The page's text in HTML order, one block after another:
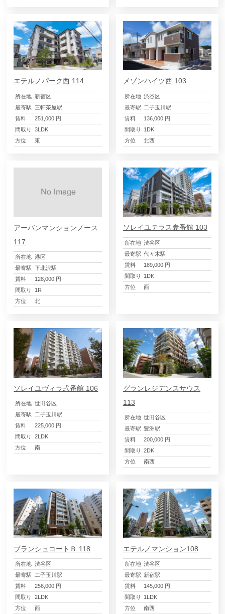
エテルノパーク西 114
所在地 新宿区
最寄駅
三軒茶屋駅
賃料
251,000 円
間取り
3LDK
方位
東
メゾンハイツ西 103
所在地 渋谷区
最寄駅 二子玉川駅
賃料
136,000 円
間取り
1DK
方位
北西
アーバンマンションノース
117
所在地 港区
最寄駅 下北沢駅
賃料
128,000 円
間取り
1R
方位
北
ソレイユテラス参番館 103
所在地 渋谷区
最寄駅 代々木駅
賃料
189,000 円
間取り
1DK
方位
西
ソレイユヴィラ弐番館 106
所在地 世田谷区
最寄駅
二子玉川駅
賃料
225,000 円
間取り
2LDK
方位
南
グランレジデンスサウス
113
所在地 世田谷区
最寄駅 豊洲駅
賃料
200,000 円
間取り
2DK
方位
南西
ブランシュコートＢ 118
所在地 渋谷区
最寄駅
二子玉川駅
賃料
256,000 円
間取り
2LDK
方位
西
エテルノマンション108
所在地 渋谷区
最寄駅 新宿駅
賃料
145,000 円
間取り
1LDK
方位
南西